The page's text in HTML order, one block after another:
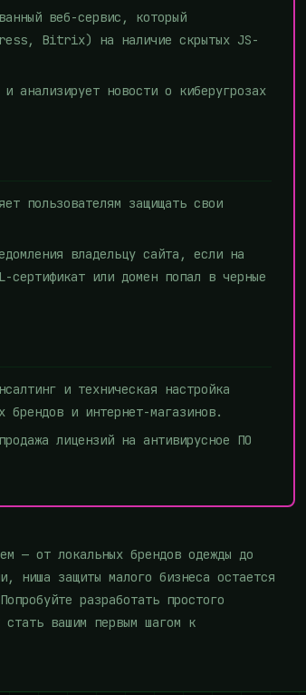
веб-сервис, который
Bitrix) на наличие скрытых JS-
анализирует новости о киберугрозах
пользователям защищать свои
владельцу сайта, если на
сертификат или домен попал в черные
и техническая настройка
брендов и интернет-магазинов.
лицензий на антивирусное ПО
— от локальных брендов одежды до
ниша защиты малого бизнеса остается
разработать простого
стать вашим первым шагом к